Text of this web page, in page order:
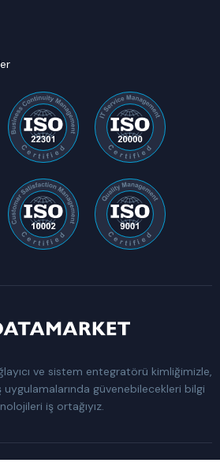
ve sistem entegratörü kimliğimizle,
güvenebilecekleri bilgi
iş ortağıyız.